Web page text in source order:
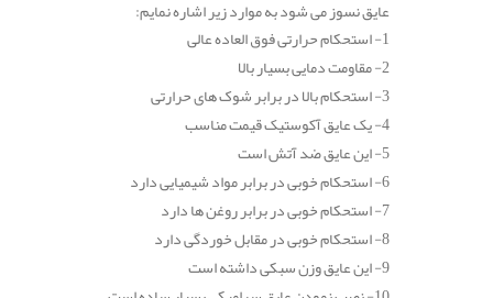
عایق نسوز می شود به موارد زیر اشاره نمایم:
1- استحکام حرارتی فوق العاده عالی
2- مقاومت دمایی بسیار بالا
3- استحکام بالا در برابر شوک های حرارتی
4- یک عایق آکوستیک قیمت مناسب
5- این عایق ضد آتش است
6- استحکام خوبی در برابر مواد شیمیایی دارد
7- استحکام خوبی در برابر روغن ها دارد
8- استحکام خوبی در مقابل خوردگی دارد
9- این عایق وزن سبکی داشته است